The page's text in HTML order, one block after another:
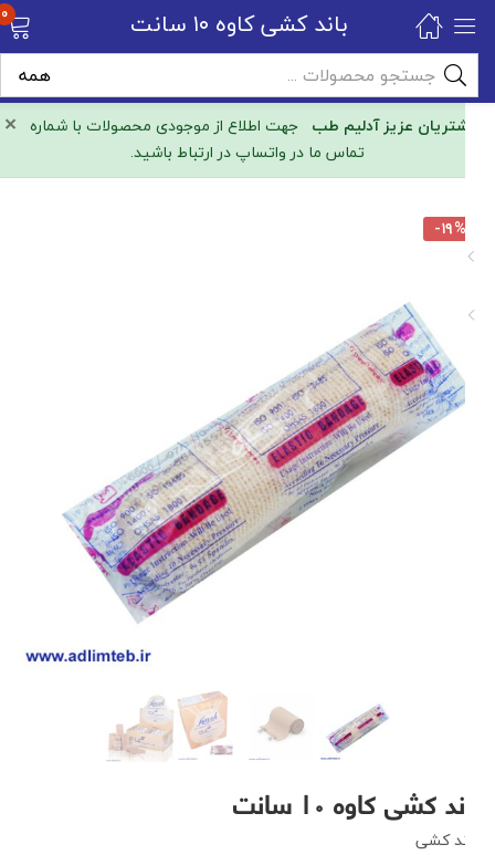
× مشتریان عزیز آدلیم طبجهت اطلاع از موجودی محصولات با شماره
تماس ما در واتساپ در ارتباط باشید.
باند کشی کاوه ۱۰ سانت 0
-۱۹%
باند کشی کاوه ۱۰ سانت
باند کشی